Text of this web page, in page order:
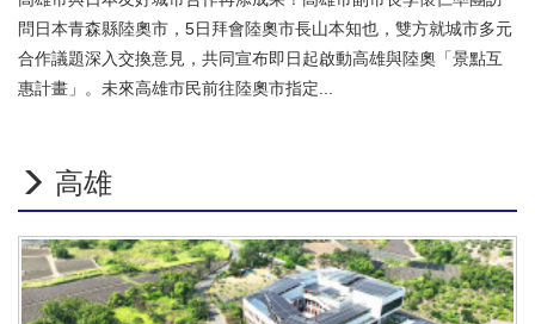
問日本青森縣陸奧市，5日拜會陸奧市長山本知也，雙方就城市多元
合作議題深入交換意見，共同宣布即日起啟動高雄與陸奧「景點互
惠計畫」。未來高雄市民前往陸奧市指定...
高雄